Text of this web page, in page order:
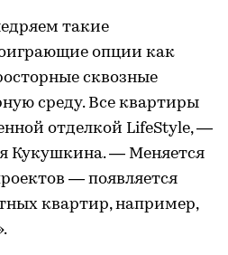
такие
опции как
сквозные
среду. Все квартиры
отделкой LifeStylе, —
Кукушкина. — Меняется
— появляется
квартир, например,